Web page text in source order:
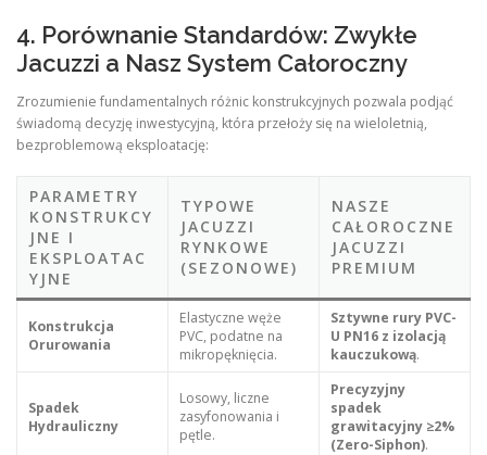
4. Porównanie Standardów: Zwykłe
Jacuzzi a Nasz System Całoroczny
Zrozumienie fundamentalnych różnic konstrukcyjnych pozwala podjąć
świadomą decyzję inwestycyjną, która przełoży się na wieloletnią,
bezproblemową eksploatację:
PARAMETRY
KONSTRUKCY
JNE I
EKSPLOATAC
YJNE
TYPOWE
JACUZZI
RYNKOWE
(SEZONOWE)
NASZE
CAŁOROCZNE
JACUZZI
PREMIUM
Konstrukcja
Orurowania
Elastyczne węże
PVC, podatne na
mikropęknięcia.
Sztywne rury PVC-
U PN16 z izolacją
kauczukową.
Spadek
Hydrauliczny
Losowy, liczne
zasyfonowania i
pętle.
Precyzyjny
spadek
grawitacyjny ≥2%
(Zero-Siphon).